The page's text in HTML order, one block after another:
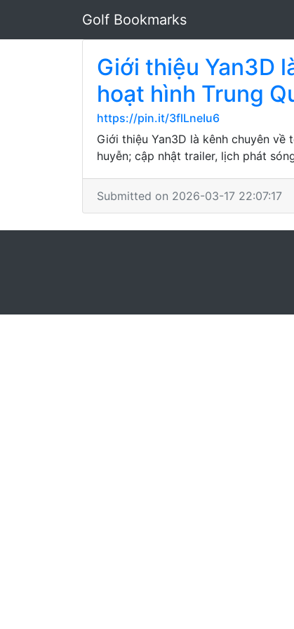
Golf Bookmarks
Giới thiệu Yan3D
hoạt hình Trung
https://pin.it/3flLneIu6
Giới thiệu Yan3D là kênh chuyên
huyễn; cập nhật trailer, lịch phát
Submitted on 2026-03-17 22:07:17